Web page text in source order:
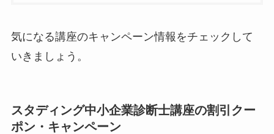
気になる講座のキャンペーン情報をチェックして
いきましょう。
スタディング中小企業診断士講座の割引クー
ポン・キャンペーン